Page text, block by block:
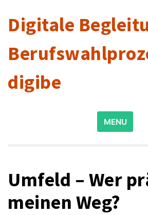
Digitale
digibe
Search
for:
MENU
Umfeld – Wer
meinen Weg?